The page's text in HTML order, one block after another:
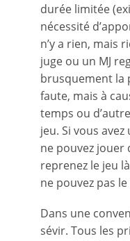
durée limitée
nécessité
n’y a rien, mais
juge ou un MJ
brusquement la
faute, mais à
temps ou
jeu. Si vous
ne pouvez jouer
reprenez le jeu
ne pouvez pas
Dans une
sévir. Tous les